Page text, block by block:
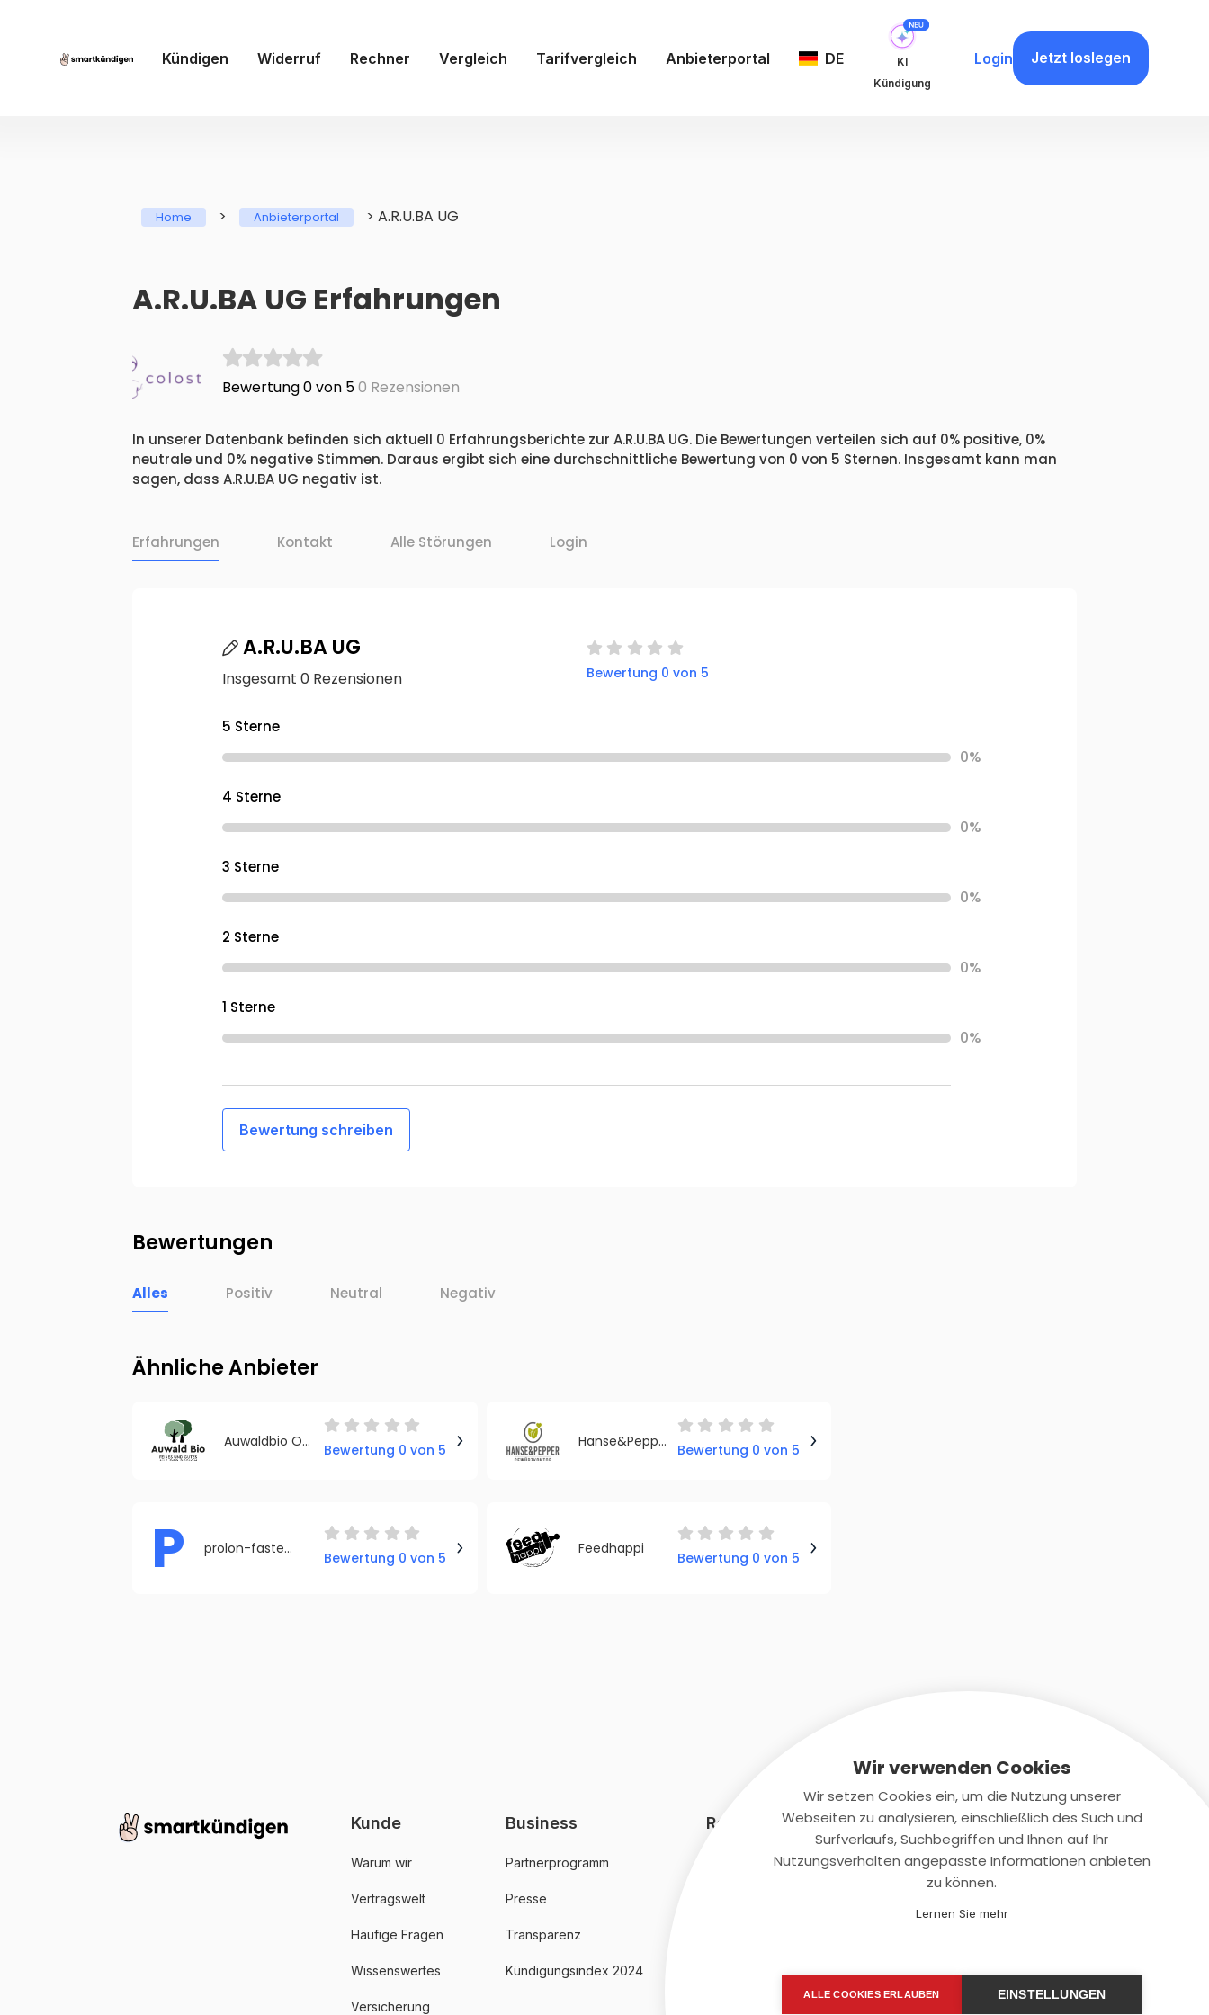
Kündigen Widerruf Rechner Vergleich Tarifvergleich Anbieterportal DE
KI
Kündigung
Login Jetzt loslegen
Home > Anbieterportal > A.R.U.BA UG
A.R.U.BA UG Erfahrungen
Bewertung 0 von 50 Rezensionen
In unserer Datenbank befinden sich aktuell 0 Erfahrungsberichte zur A.R.U.BA UG. Die Bewertungen verteilen sich auf 0% positive, 0%
neutrale und 0% negative Stimmen. Daraus ergibt sich eine durchschnittliche Bewertung von 0 von 5 Sternen. Insgesamt kann man
sagen, dass A.R.U.BA UG negativ ist.
Erfahrungen Kontakt Alle Störungen Login
A.R.U.BA UG
Insgesamt 0 Rezensionen Bewertung 0 von 5
5 Sterne
0%
4 Sterne
0%
3 Sterne
0%
2 Sterne
0%
1 Sterne
0%
Bewertung schreiben
Bewertungen
Alles Positiv Neutral Negativ
Ähnliche Anbieter
Auwaldbio Online Bio Shop
Bewertung 0 von 5
Hanse&Pepper Gewürzkontor e.K.
Bewertung 0 von 5
P prolon-fasten.com
Bewertung 0 von 5
Feedhappi
Bewertung 0 von 5
Kunde
Warum wir
Vertragswelt
Häufige Fragen
Wissenswertes
Versicherung
Business
Partnerprogramm
Presse
Transparenz
Kündigungsindex 2024
Rechtliches Kontaktiere uns
+(49)2131/708-4280
Wir verwenden Cookies
Wir setzen Cookies ein, um die Nutzung unserer
Webseiten zu analysieren, einschließlich des Such und
Surfverlaufs, Suchbegriffen und Ihnen auf Ihr
Nutzungsverhalten angepasste Informationen anbieten
zu können.
Lernen Sie mehr
ALLE COOKIES ERLAUBEN EINSTELLUNGEN